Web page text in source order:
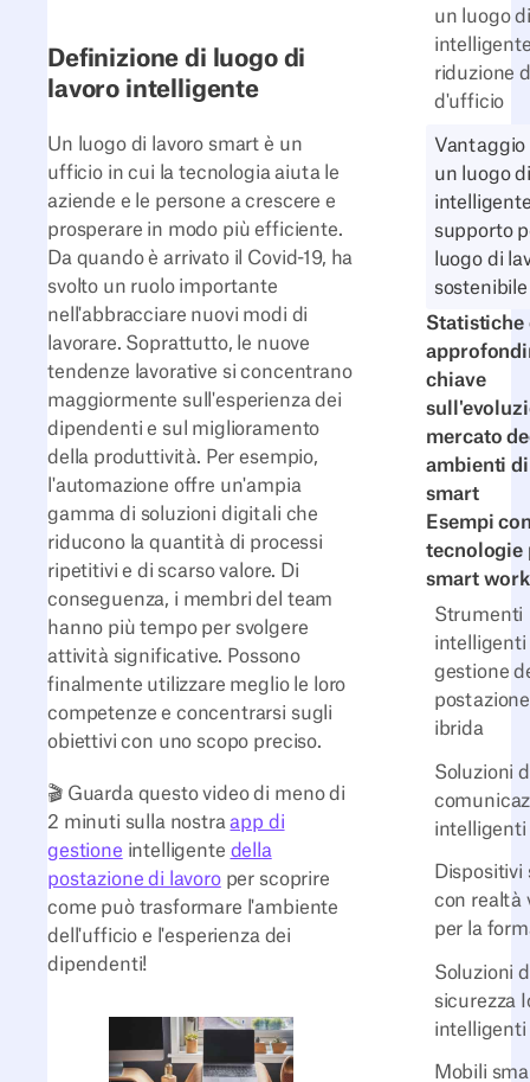
un luogo
riduzione
d'ufficio
Vantaggio
un luogo
supporto
luogo di
sostenibile
Statistiche
chiave
mercato
ambienti
smart
Esempi
tecnologie
smart
Strumenti
intelligenti
gestione
ibrida
Soluzioni
intelligenti
Dispositivi
con realtà
per la
Soluzioni
sicurezza
intelligenti
Mobili
Definizione di luogo di
lavoro intelligente
Un luogo di lavoro smart è un
ufficio in cui la tecnologia aiuta le
aziende e le persone a crescere e
prosperare in modo più efficiente.
Da quando è arrivato il Covid-19, ha
svolto un ruolo importante
nell'abbracciare nuovi modi di
lavorare. Soprattutto, le nuove
tendenze lavorative si concentrano
maggiormente sull'esperienza dei
dipendenti e sul miglioramento
della produttività. Per esempio,
l'automazione offre un'ampia
gamma di soluzioni digitali che
riducono la quantità di processi
ripetitivi e di scarso valore. Di
conseguenza, i membri del team
hanno più tempo per svolgere
attività significative. Possono
finalmente utilizzare meglio le loro
competenze e concentrarsi sugli
obiettivi con uno scopo preciso.
🎬 Guarda questo video di meno di
2 minuti sulla nostraapp di
gestione intelligente della
postazione di lavoroper scoprire
come può trasformare l'ambiente
dell'ufficio e l'esperienza dei
dipendenti!